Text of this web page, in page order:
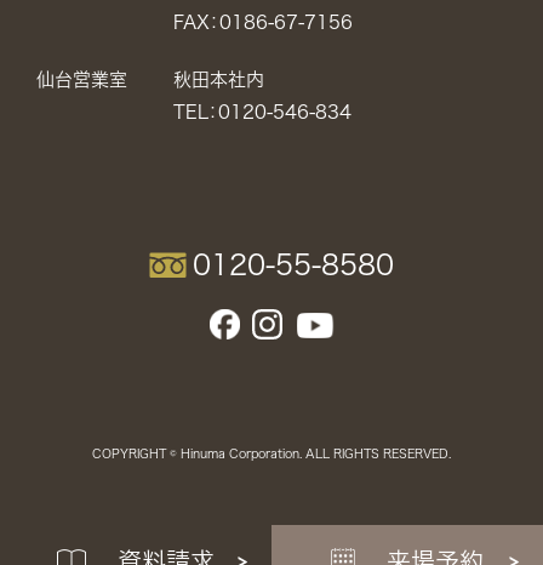
FAX：0186-67-7156
仙台営業室
秋田本社内
TEL：0120-546-834
0120-55-8580
COPYRIGHT © Hinuma Corporation. ALL RIGHTS RESERVED.